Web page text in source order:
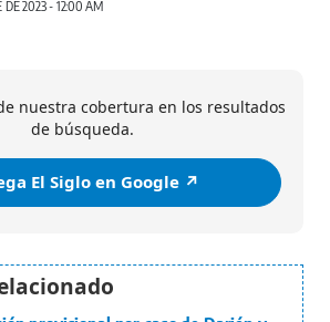
DE 2023 - 12:00 AM
nuestra cobertura en los resultados
de búsqueda.
El Siglo en Google ↗️